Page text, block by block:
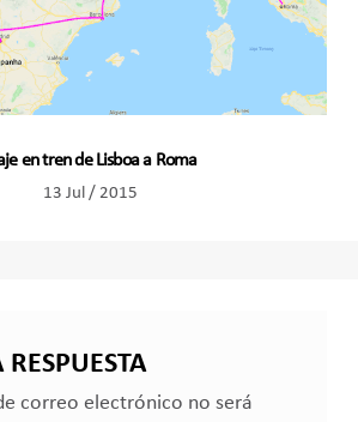
en tren de Lisboa a Roma
13 Jul / 2015
correo electrónico no será